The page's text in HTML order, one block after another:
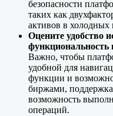
безопасности
таких как
активов в холодных
Оцените удобство
функциональность
Важно, чтобы
удобной для
функции и
биржами,
возможность
операций.